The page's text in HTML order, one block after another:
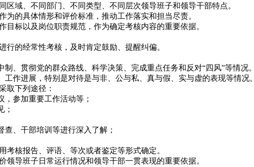
域、不同部门、不同类型、不同层次领导班子和领导干部特点。
的具体情形和评价标准，推动工作落实和担当尽责。
标以及岗位职责规范，作为确定考核内容的重要依据。
的经常性考核，及时肯定鼓励、提醒纠偏。
贯彻党的群众路线、科学决策、完成重点任务和反对“四风”等情况。
进展，特别是对待是与非、公与私、真与假、实与虚的表现等情况。
下列途径：
参加重要工作活动等；
、干部培训等进行深入了解；
核报告、评语、等次或者鉴定等形式确定。
导班子日常运行情况和领导干部一贯表现的重要依据。